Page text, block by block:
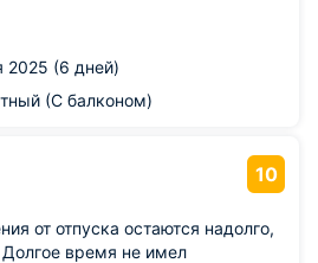
ведь с нее начинаешь утро и
что дополнительное
На что нам сказали ну что вы
2025 (6 дней)
(С балконом)
10
от отпуска остаются надолго,
Долгое время не имел